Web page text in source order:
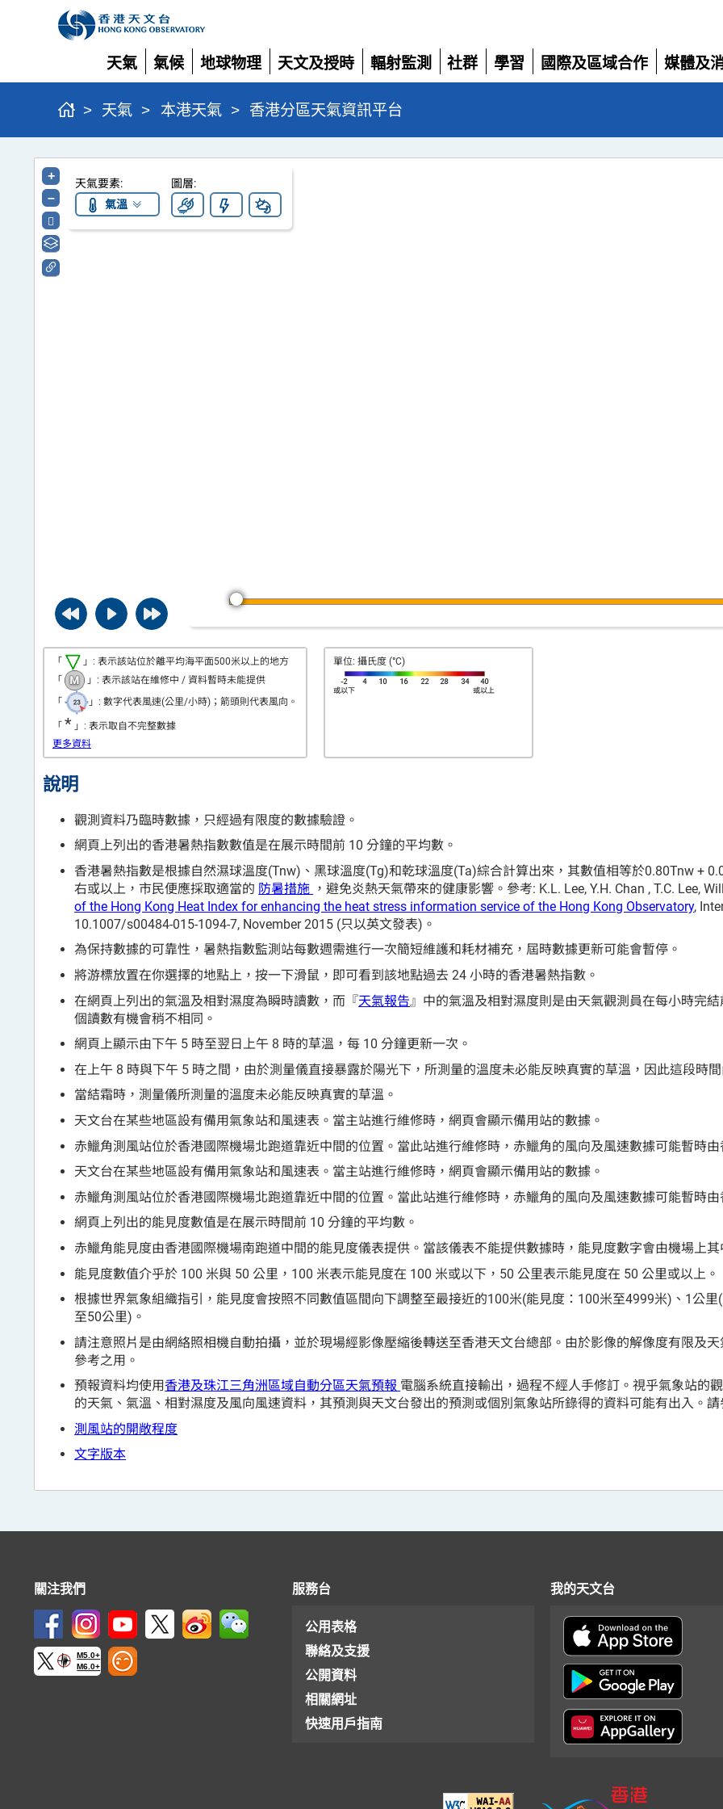
天氣
展開
氣候
展開
地球物理
展開
天文及授時
展開
輻射監測
展開
社群
展開
學習
展開
國際及區域合作
展開
媒體及
展開
> 天氣 > 本港天氣 > 香港分區天氣資訊平台
香
港
分
區
天
天氣要素:
氣溫
圖層:
+
–
「
」: 表示該站位於離平均海平面500米以上的地方
「
」: 表示該站在維修中 / 資料暫時未能提供
「
」: 數字代表風速(公里/小時)；箭頭則代表風向。
「 * 」: 表示取自不完整數據
更多資料
單位: 攝氏度 (°C)
說明
觀測資料乃臨時數據，只經過有限度的數據驗證。
網頁上列出的香港暑熱指數數值是在展示時間前 10 分鐘的平均數。
香港暑熱指數是根據自然濕球溫度(Tnw)、黑球溫度(Tg)和乾球溫度(Ta)綜合計算出來，其數值相等於0.80Tnw +
右或以上，市民便應採取適當的 防暑措施 ，避免炎熱天氣帶來的健康影響。參考: K.L. Lee, Y.H. Chan , T.C. Lee,
of the Hong Kong Heat Index for enhancing the heat stress information service of the Hong Kong Observatory,
10.1007/s00484-015-1094-7, November 2015 (只以英文發表)。
為保持數據的可靠性，暑熱指數監測站每數週需進行一次簡短維護和耗材補充，屆時數據更新可能會暫停。
將游標放置在你選擇的地點上，按一下滑鼠，即可看到該地點過去 24 小時的香港暑熱指數。
在網頁上列出的氣溫及相對濕度為瞬時讀數，而『天氣報告』中的氣溫及相對濕度則是由天氣觀測員在每小時完
個讀數有機會稍不相同。
網頁上顯示由下午 5 時至翌日上午 8 時的草溫，每 10 分鐘更新一次。
在上午 8 時與下午 5 時之間，由於測量儀直接暴露於陽光下，所測量的溫度未必能反映真實的草溫，因此這段時
當結霜時，測量儀所測量的溫度未必能反映真實的草溫。
天文台在某些地區設有備用氣象站和風速表。當主站進行維修時，網頁會顯示備用站的數據。
赤鱲角測風站位於香港國際機場北跑道靠近中間的位置。當此站進行維修時，赤鱲角的風向及風速數據可能暫時
天文台在某些地區設有備用氣象站和風速表。當主站進行維修時，網頁會顯示備用站的數據。
赤鱲角測風站位於香港國際機場北跑道靠近中間的位置。當此站進行維修時，赤鱲角的風向及風速數據可能暫時
網頁上列出的能見度數值是在展示時間前 10 分鐘的平均數。
赤鱲角能見度由香港國際機場南跑道中間的能見度儀表提供。當該儀表不能提供數據時，能見度數字會由機場上其
能見度數值介乎於 100 米與 50 公里，100 米表示能見度在 100 米或以下，50 公里表示能見度在 50 公里或以上。
根據世界氣象組織指引，能見度會按照不同數值區間向下調整至最接近的100米(能見度：100米至4999米)、1公
至50公里)。
請注意照片是由網絡照相機自動拍攝，並於現場經影像壓縮後轉送至香港天文台總部。由於影像的解像度有限及
參考之用。
預報資料均使用香港及珠江三角洲區域自動分區天氣預報 電腦系統直接輸出，過程不經人手修訂。視乎氣象站的
的天氣、氣溫、相對濕度及風向風速資料，其預測與天文台發出的預測或個別氣象站所錄得的資料可能有出入。
測風站的開敞程度
文字版本
關注我們
M5.0+
M6.0+
服務台
公用表格
聯絡及支援
公開資料
相關網址
快速用戶指南
我的天文台